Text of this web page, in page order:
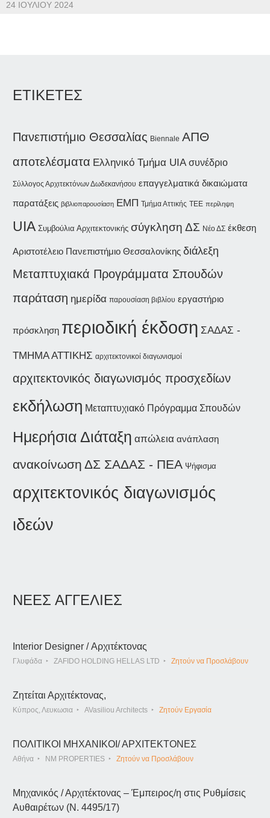
24 ΙΟΥΛΊΟΥ 2024
ΕΤΙΚΕΤΕΣ
Πανεπιστήμιο Θεσσαλίας Biennale ΑΠΘ
αποτελέσματα Ελληνικό Τμήμα UIA συνέδριο
Σύλλογος Αρχιτεκτόνων Δωδεκανήσου επαγγελματικά δικαιώματα
παρατάξεις βιβλιοπαρουσίαση ΕΜΠ Τμήμα Αττικής ΤΕΕ περίληψη
UIA Συμβούλια Αρχιτεκτονικής σύγκληση ΔΣ Νέο ΔΣ έκθεση
Αριστοτέλειο Πανεπιστήμιο Θεσσαλονίκης διάλεξη
Μεταπτυχιακά Προγράμματα Σπουδών
παράταση ημερίδα παρουσίαση βιβλίου εργαστήριο
πρόσκληση περιοδική έκδοση ΣΑΔΑΣ -
ΤΜΗΜΑ ΑΤΤΙΚΗΣ αρχιτεκτονικοί διαγωνισμοί
αρχιτεκτονικός διαγωνισμός προσχεδίων
εκδήλωση Μεταπτυχιακό Πρόγραμμα Σπουδών
Ημερήσια Διάταξη απώλεια ανάπλαση
ανακοίνωση ΔΣ ΣΑΔΑΣ - ΠΕΑ Ψήφισμα
αρχιτεκτονικός διαγωνισμός
ιδεών
ΝΕΕΣ ΑΓΓΕΛΙΕΣ
Interior Designer / Αρχιτέκτονας
Γλυφάδα ZAFIDO HOLDING HELLAS LTD Ζητούν να Προσλάβουν
Ζητείται Αρχιτέκτονας,
Κύπρος, Λευκωσια AVasiliou Architects Ζητούν Εργασία
ΠΟΛΙΤΙΚΟΙ ΜΗΧΑΝΙΚΟΙ/ ΑΡΧΙΤΕΚΤΟΝΕΣ
Αθήνα NM PROPERTIES Ζητούν να Προσλάβουν
Μηχανικός / Αρχιτέκτονας – Έμπειρος/η στις Ρυθμίσεις
Αυθαιρέτων (Ν. 4495/17)